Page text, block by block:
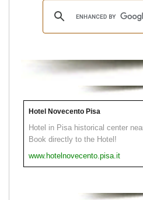
Hotel Novecento Pisa
Hotel in Pisa historical center
Book directly to the Hotel!
www.hotelnovecento.pisa.it